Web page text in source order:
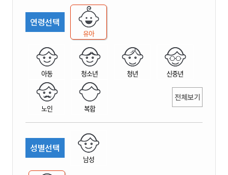
연령선택
유아
아동 청소년 청년 신중년
노인 복합
전체보기
성별선택
남성